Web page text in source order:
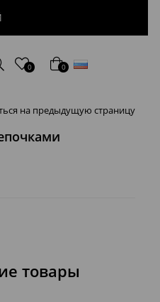
0 0
на предыдущую страницу
товары